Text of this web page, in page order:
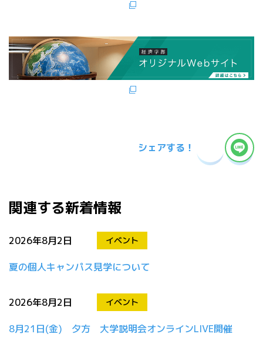
シェアする！
関連する新着情報
2026年8月2日 イベント
夏の個人キャンパス見学について
2026年8月2日 イベント
8月21日(金) 夕方 大学説明会オンラインLIVE開催